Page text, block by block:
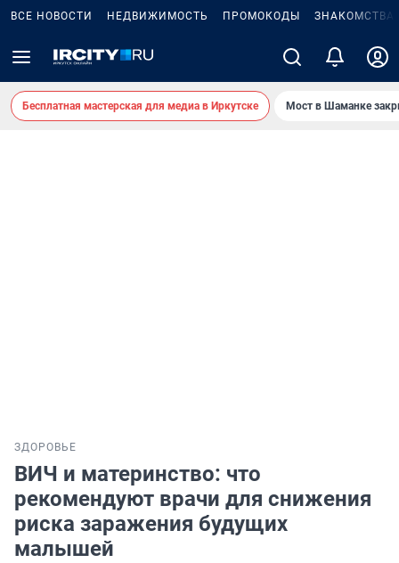
ВСЕ НОВОСТИ НЕДВИЖИМОСТЬ ПРОМОКОДЫ ЗНАКОМСТВА
Бесплатная мастерская для медиа в Иркутске Мост в Шаманке
ЗДОРОВЬЕ
ВИЧ и материнство: что
рекомендуют врачи для снижения
риска заражения будущих
малышей